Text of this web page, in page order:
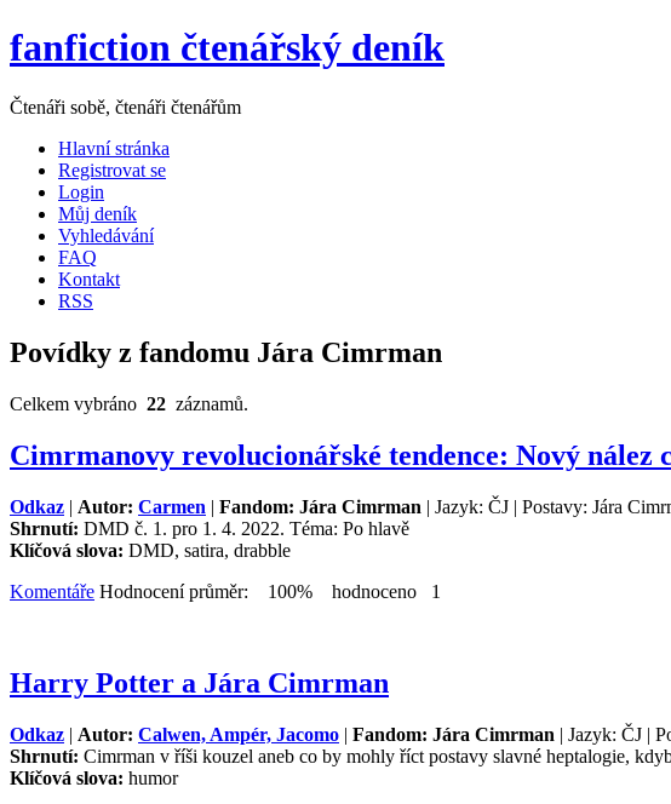
fanfiction čtenářský deník
Čtenáři sobě, čtenáři čtenářům
Hlavní stránka
Registrovat se
Login
Můj deník
Vyhledávání
FAQ
Kontakt
RSS
Povídky z fandomu Jára Cimrman
Celkem vybráno 22 záznamů.
Cimrmanovy revolucionářské tendence: Nový nález
Odkaz | Autor: Carmen | Fandom: Jára Cimrman | Jazyk: ČJ | Postavy: Jára
Shrnutí: DMD č. 1. pro 1. 4. 2022. Téma: Po hlavě
Klíčová slova: DMD, satira, drabble
Komentáře Hodnocení průměr: 100% hodnoceno 1
Harry Potter a Jára Cimrman
Odkaz | Autor: Calwen, Ampér, Jacomo | Fandom: Jára Cimrman | Jazyk: ČJ |
Shrnutí: Cimrman v říši kouzel aneb co by mohly říct postavy slavné heptalogie,
Klíčová slova: humor